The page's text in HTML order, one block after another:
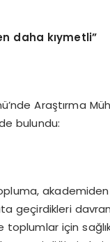
daha kıymetli”
Araştırma
bulundu:
geçirdikleri
için